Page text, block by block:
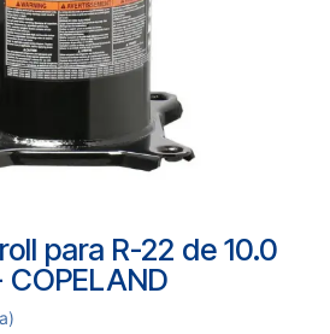
para R-22 de 10.0